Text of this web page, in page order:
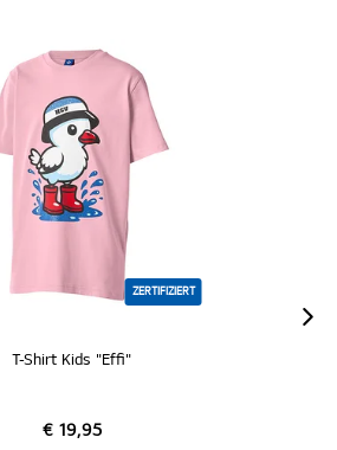
ZERTIFIZIERT
T-Shirt Kids "Effi"
€ 19,95